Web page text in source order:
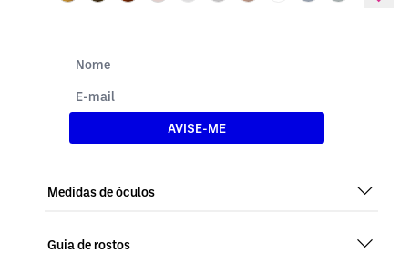
AVISE-ME
Medidas de óculos
Guia de rostos